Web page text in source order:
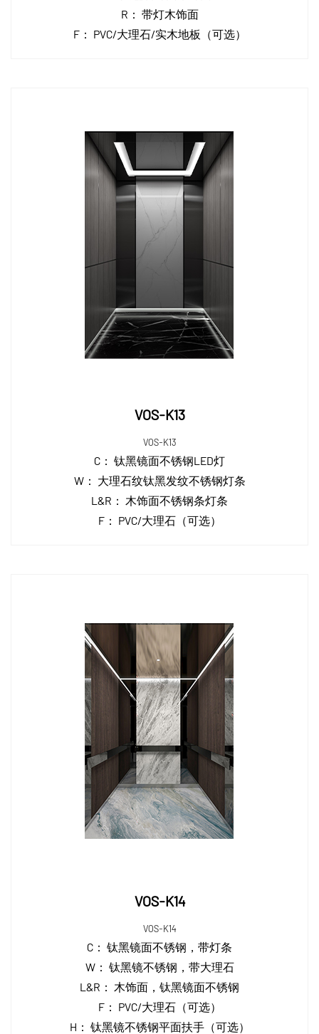
R： 带灯木饰面
F： PVC/大理石/实木地板（可选）
VOS-K13
VOS-K13
C： 钛黑镜面不锈钢LED灯
W： 大理石纹钛黑发纹不锈钢灯条
L&R： 木饰面不锈钢条灯条
F： PVC/大理石（可选）
VOS-K14
VOS-K14
C： 钛黑镜面不锈钢，带灯条
W： 钛黑镜不锈钢，带大理石
L&R： 木饰面，钛黑镜面不锈钢
F： PVC/大理石（可选）
H： 钛黑镜不锈钢平面扶手（可选）